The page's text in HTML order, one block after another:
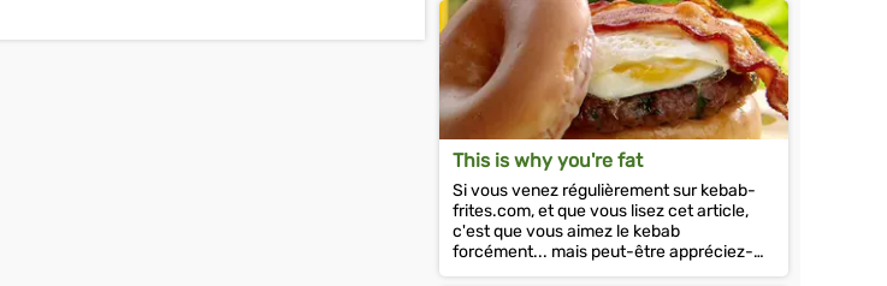
This is why you're fat
Si vous venez régulièrement sur kebab-
frites.com, et que vous lisez cet article,
c'est que vous aimez le kebab
forcément... mais peut-être appréciez-
vous aussi le fast-food en général, et les...